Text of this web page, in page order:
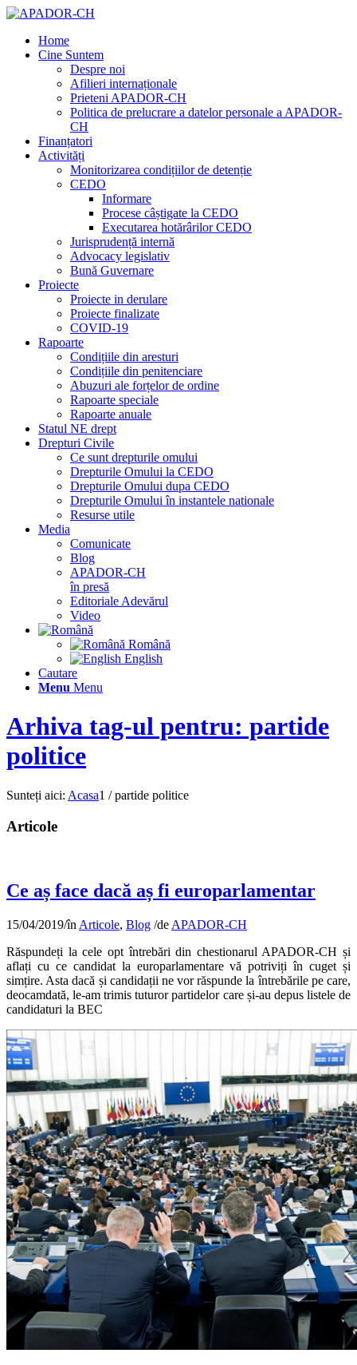
Home
Cine Suntem
Despre noi
Afilieri internaționale
Prieteni APADOR-CH
Politica de prelucrare a datelor personale a APADOR-
CH
Finanțatori
Activități
Monitorizarea condițiilor de detenție
CEDO
Informare
Procese câștigate la CEDO
Executarea hotărârilor CEDO
Jurisprudență internă
Advocacy legislativ
Bună Guvernare
Proiecte
Proiecte in derulare
Proiecte finalizate
COVID-19
Rapoarte
Condițiile din aresturi
Condițiile din penitenciare
Abuzuri ale forțelor de ordine
Rapoarte speciale
Rapoarte anuale
Statul NE drept
Drepturi Civile
Ce sunt drepturile omului
Drepturile Omului la CEDO
Drepturile Omului dupa CEDO
Drepturile Omului în instantele nationale
Resurse utile
Media
Comunicate
Blog
APADOR-CH
în presă
Editoriale Adevărul
Video
Română
English
Cautare
Menu Menu
Arhiva tag-ul pentru: partide
politice
Sunteți aici: Acasa1 / partide politice
Articole
Ce aș face dacă aș fi europarlamentar
15/04/2019/în Articole, Blog /de APADOR-CH
Răspundeți la cele opt întrebări din chestionarul APADOR-CH și
aflați cu ce candidat la europarlamentare vă potriviți în cuget și
simțire. Asta dacă și candidații ne vor răspunde la întrebările pe care,
deocamdată, le-am trimis tuturor partidelor care și-au depus listele de
candidaturi la BEC